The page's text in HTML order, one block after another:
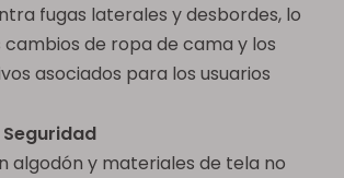
fugas laterales y desbordes, lo
cambios de ropa de cama y los
asociados para los usuarios
algodón y materiales de tela no